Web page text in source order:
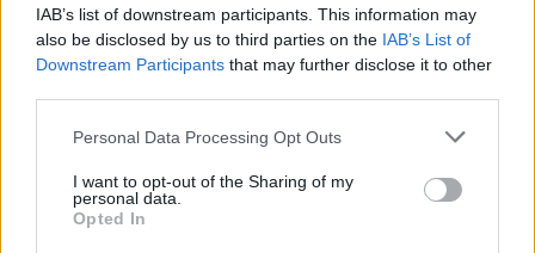
IAB’s list of downstream participants. This information may
also be disclosed by us to third parties on the IAB’s List of
Downstream Participants that may further disclose it to other
Personal Data Processing Opt Outs
I want to opt-out of the Sharing of my
personal data.
Opted In